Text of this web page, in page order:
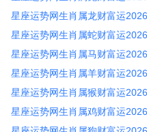
星座运势网生肖属龙财富运
星座运势网生肖属蛇财富运
星座运势网生肖属马财富运
星座运势网生肖属羊财富运
星座运势网生肖属猴财富运
星座运势网生肖属鸡财富运